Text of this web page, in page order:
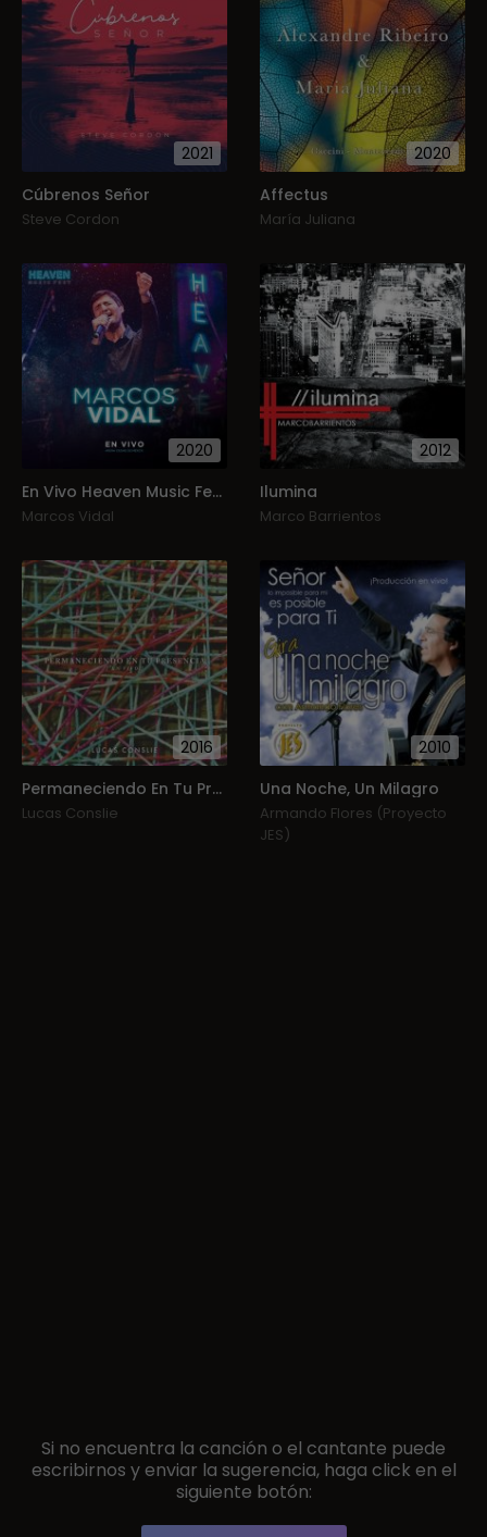
2021
Cúbrenos Señor
Steve Cordon
2020
Affectus
María Juliana
2020
En Vivo Heaven Music Fest - Marcos Vidal
Marcos Vidal
2012
Ilumina
Marco Barrientos
2016
Permaneciendo En Tu Presencia (En Vivo)
Lucas Conslie
2010
Una Noche, Un Milagro
Armando Flores (Proyecto
JES)
Si no encuentra la canción o el cantante puede
escribirnos y enviar la sugerencia, haga click en el
siguiente botón: